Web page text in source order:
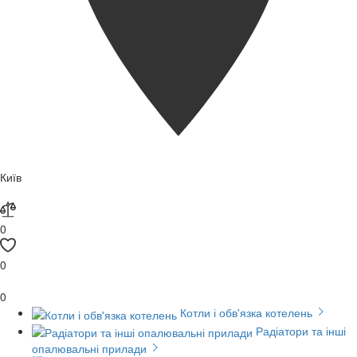
Київ
0
0
0
Котли і обв'язка котелень
Радіатори та інші
опалювальні прилади